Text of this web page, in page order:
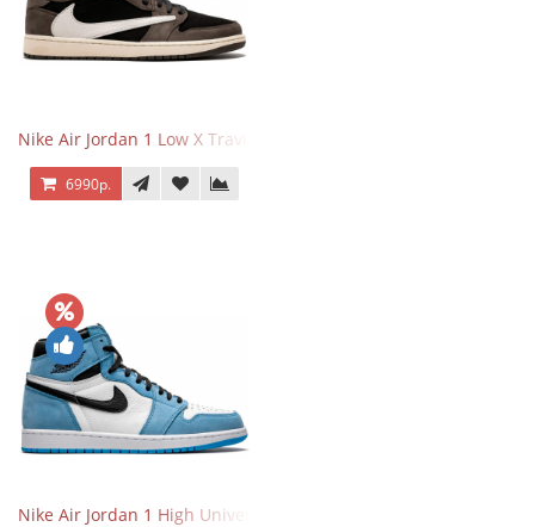
Nike Air Jordan 1 Low X Travis Scott
6990р.
Nike Air Jordan 1 High University Blue